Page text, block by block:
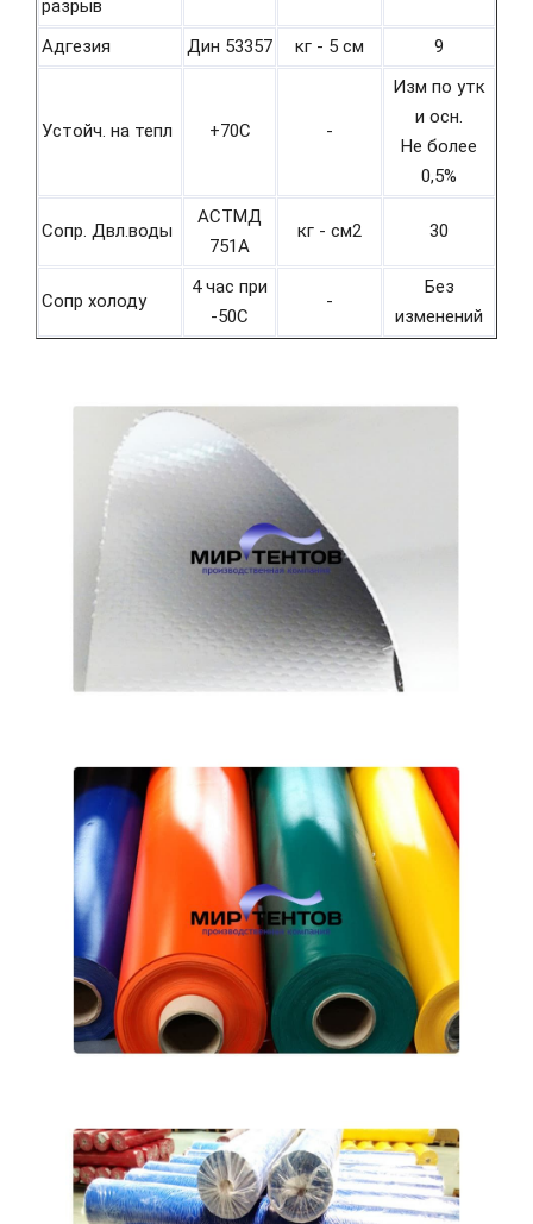
разрыв
Адгезия Дин 53357 кг - 5 см 9
Устойч. на тепл +70С -
Изм по утк
и осн.
Не более
0,5%
Сопр. Двл.воды
АСТМД
751А
кг - см2 30
Сопр холоду
4 час при
-50С
-
Без
изменений